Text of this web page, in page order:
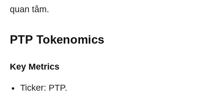
quan tâm.
PTP Tokenomics
Key Metrics
Ticker: PTP.